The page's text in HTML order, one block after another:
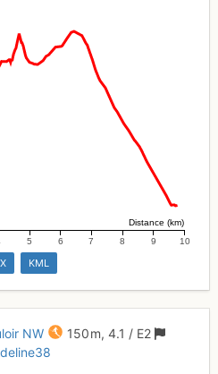
5 6 7 8 9 10
Distance (km)
KML
NW 150 m, 4.1 / E2